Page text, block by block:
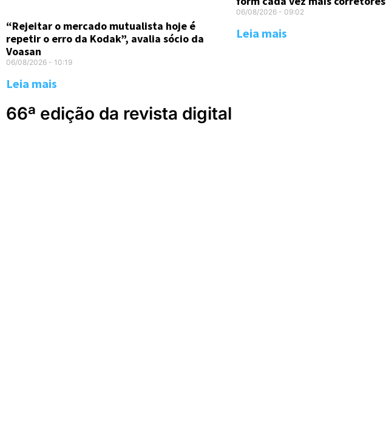
“Rejeitar o mercado mutualista hoje é
repetir o erro da Kodak”, avalia sócio da
Voasan
06/08/2026 10:19
Leia mais
06/08/2026 09:02
Leia mais
66ª edição da revista digital